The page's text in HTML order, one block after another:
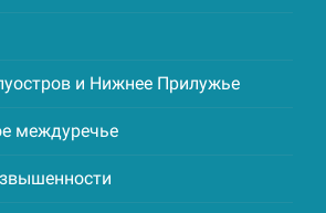
и Нижнее Прилужье
междуречье